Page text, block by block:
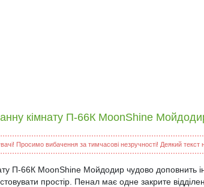
кімнату П-66К MoonShine
Просимо вибачення за тимчасові незручності! Деякий текст
П-66К MoonShine Мойдодир чудово доповнить
простір. Пенал має одне закрите